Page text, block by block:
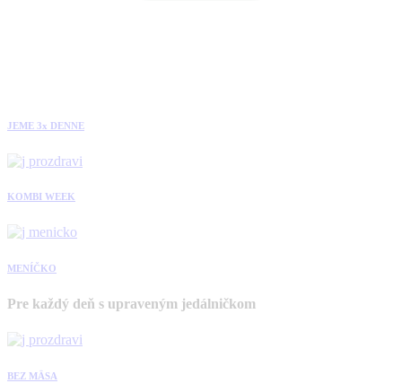
JEME 3x DENNE
KOMBI WEEK
MENÍČKO
Pre každý deň s upraveným jedálničkom
BEZ MÄSA